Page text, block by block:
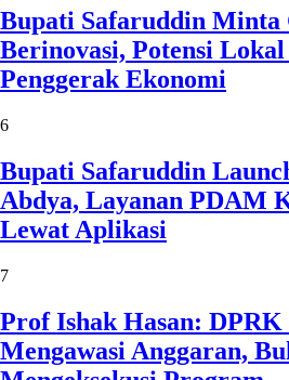
Bupati Safaruddin Minta
Berinovasi, Potensi
Penggerak Ekonomi
6
Bupati Safaruddin
Abdya, Layanan PDAM
Lewat Aplikasi
7
Prof Ishak Hasan: DPRK
Mengawasi Anggaran,